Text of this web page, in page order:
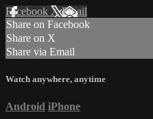
Facebook XEmail
Share on Facebook
Share on X
Share via Email
Watch anywhere, anytime
Android iPhone